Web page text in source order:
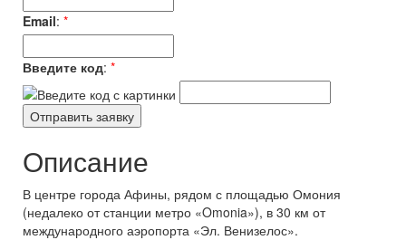
Email: *
Введите код: *
Описание
В центре города Афины, рядом с площадью Омония
(недалеко от станции метро «Omonia»), в 30 км от
международного аэропорта «Эл. Венизелос».